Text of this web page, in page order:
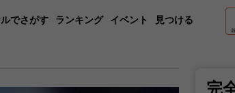
でさがす ランキング イベント 見つける
完